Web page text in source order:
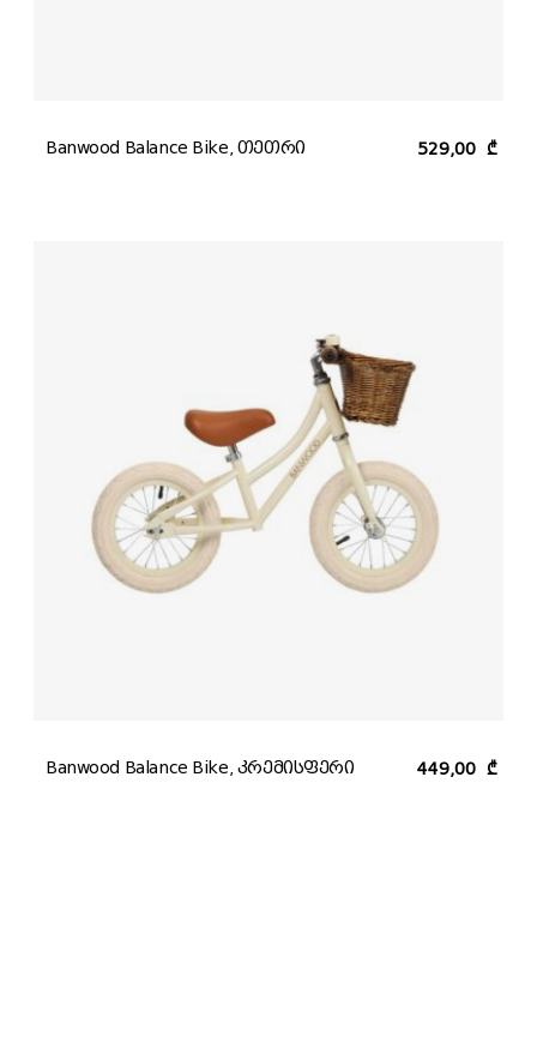
Banwood Balance Bike, თეთრი 529,00 ₾
Banwood Balance Bike, კრემისფერი 449,00 ₾